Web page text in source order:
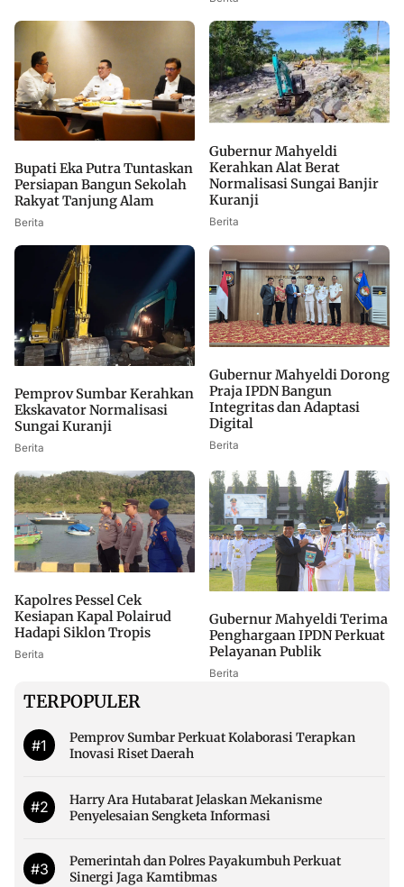
Bupati Eka Putra Tuntaskan
Persiapan Bangun Sekolah
Rakyat Tanjung Alam
Berita
Gubernur Mahyeldi
Kerahkan Alat Berat
Normalisasi Sungai Banjir
Kuranji
Berita
Pemprov Sumbar Kerahkan
Ekskavator Normalisasi
Sungai Kuranji
Berita
Gubernur Mahyeldi Dorong
Praja IPDN Bangun
Integritas dan Adaptasi
Digital
Berita
Kapolres Pessel Cek
Kesiapan Kapal Polairud
Hadapi Siklon Tropis
Berita
Gubernur Mahyeldi Terima
Penghargaan IPDN Perkuat
Pelayanan Publik
Berita
TERPOPULER
#1
Pemprov Sumbar Perkuat Kolaborasi Terapkan
Inovasi Riset Daerah
#2
Harry Ara Hutabarat Jelaskan Mekanisme
Penyelesaian Sengketa Informasi
#3
Pemerintah dan Polres Payakumbuh Perkuat
Sinergi Jaga Kamtibmas